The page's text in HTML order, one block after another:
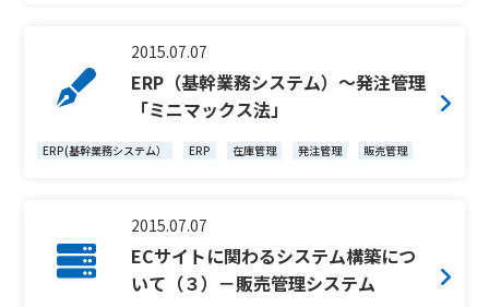
2015.07.07
ERP（基幹業務システム）～発注管理
「ミニマックス法」
ERP(基幹業務システム） ERP 在庫管理 発注管理 販売管理
2015.07.07
ECサイトに関わるシステム構築につ
いて（３）－販売管理システム